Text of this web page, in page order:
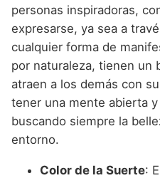
personas inspiradoras,
expresarse, ya sea a
cualquier forma de
por naturaleza, tienen un
atraen a los demás con
tener una mente abierta
buscando siempre la
entorno.
Color de la Suerte: